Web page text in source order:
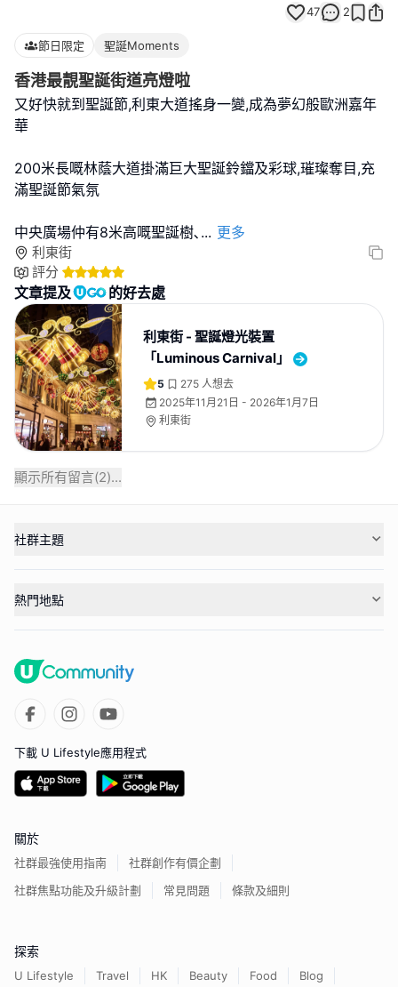
47 2
節日限定 聖誕Moments
香港最靚聖誕街道亮燈啦
又好快就到聖誕節,利東大道搖身一變,成為夢幻般歐洲嘉年
華
200米長嘅林蔭大道掛滿巨大聖誕鈴鐺及彩球,璀璨奪目,充
滿聖誕節氣氛
中央廣場仲有8米高嘅聖誕樹､ ... 更多
利東街
評分
文章提及 的好去處
利東街 - 聖誕燈光裝置
「Luminous Carnival」
5 275 人想去
2025年11月21日 - 2026年1月7日
利東街
顯示所有留言(2)...
社群主題
熱門地點
下載 U Lifestyle應用程式
關於
社群最強使用指南
社群創作有價企劃
社群焦點功能及升級計劃
常見問題 條款及細則
探索
U Lifestyle Travel HK Beauty Food Blog